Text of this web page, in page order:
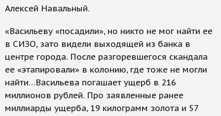
Алексей Навальный.
«Васильеву «посадили», но никто не мог найти ее
в СИЗО, зато видели выходящей из банка в
центре города. После разгоревшегося скандала
ее «этапировали» в колонию, где тоже не могли
найти…Васильева погашает ущерб в 216
миллионов рублей. Про заявленные ранее
миллиарды ущерба, 19 килограмм золота и 57